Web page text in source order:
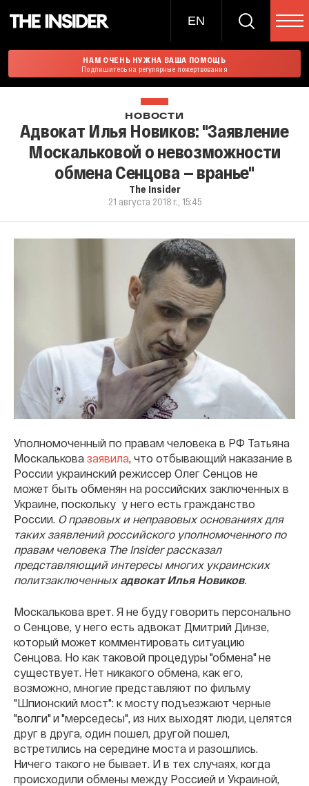
EN
НАМ ОЧЕНЬ НУЖНА ВАША ПОМОЩЬ
Подпишитесь на регулярные пожертвования
НОВОСТИ
Адвокат Илья Новиков: "Заявление
Москальковой о невозможности
обмена Сенцова — вранье"
The Insider
21 августа 2018 г., 15:45
Уполномоченный по правам человека в РФ Татьяна
Москалькова заявила, что отбывающий наказание в
России украинский режиссер Олег Сенцов не
может быть обменян на российских заключенных в
Украине, поскольку у него есть гражданство
России. О правовых и неправовых основаниях для
таких заявлений российского уполномоченного по
правам человека The Insider рассказал
представляющий интересы многих украинских
политзаключенных адвокат Илья Новиков.
Москалькова врет. Я не буду говорить персонально
о Сенцове, у него есть адвокат Дмитрий Динзе,
который может комментировать ситуацию
Сенцова. Но как таковой процедуры "обмена" не
существует. Нет никакого обмена, как его,
возможно, многие представляют по фильму
"Шпионский мост": к мосту подъезжают черные
"волги" и "мерседесы", из них выходят люди, целятся
друг в друга, один пошел, другой пошел,
встретились на середине моста и разошлись.
Ничего такого не бывает. И в тех случаях, когда
происходили обмены между Россией и Украиной,